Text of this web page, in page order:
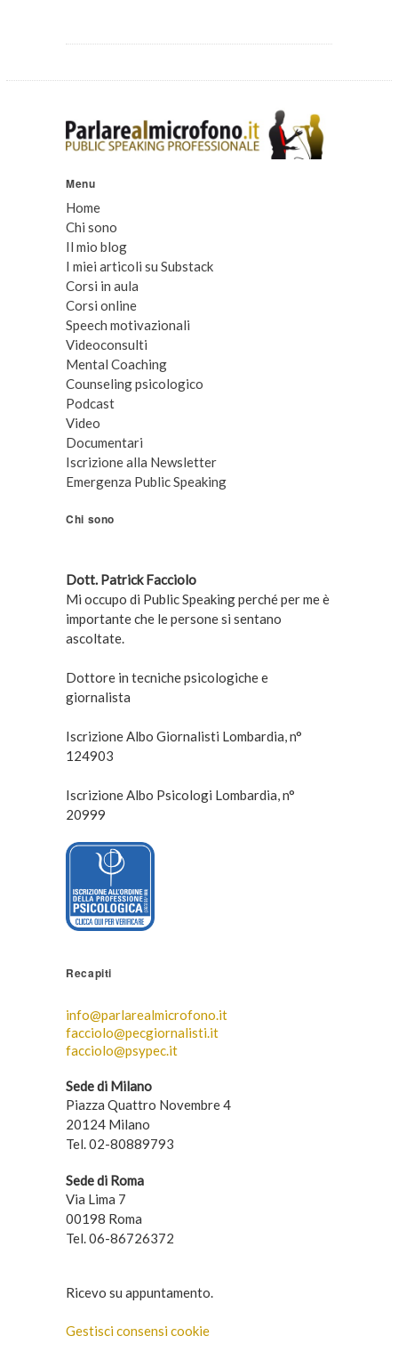
Menu
Home
Chi sono
Il mio blog
I miei articoli su Substack
Corsi in aula
Corsi online
Speech motivazionali
Videoconsulti
Mental Coaching
Counseling psicologico
Podcast
Video
Documentari
Iscrizione alla Newsletter
Emergenza Public Speaking
Chi sono
Dott. Patrick Facciolo
Mi occupo di Public Speaking perché per me è
importante che le persone si sentano
ascoltate.
Dottore in tecniche psicologiche e
giornalista
Iscrizione Albo Giornalisti Lombardia, n°
124903
Iscrizione Albo Psicologi Lombardia, n°
20999
Recapiti
info@parlarealmicrofono.it
facciolo@pecgiornalisti.it
facciolo@psypec.it
Sede di Milano
Piazza Quattro Novembre 4
20124 Milano
Tel. 02-80889793
Sede di Roma
Via Lima 7
00198 Roma
Tel. 06-86726372
Ricevo su appuntamento.
Gestisci consensi cookie